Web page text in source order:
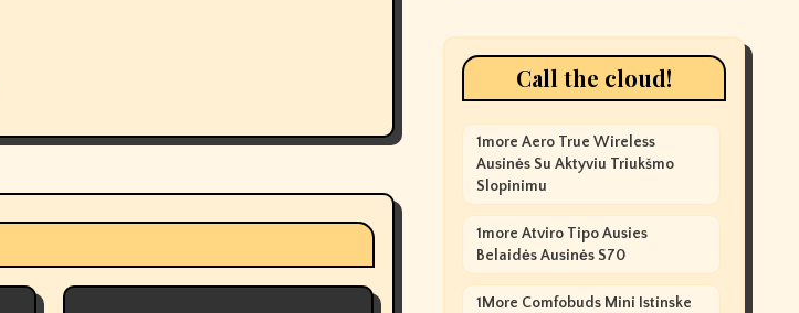
Call the cloud!
1more Aero True Wireless
Ausinės Su Aktyviu Triukšmo
Slopinimu
1more Atviro Tipo Ausies
Belaidės Ausinės S70
1More Comfobuds Mini Istinske